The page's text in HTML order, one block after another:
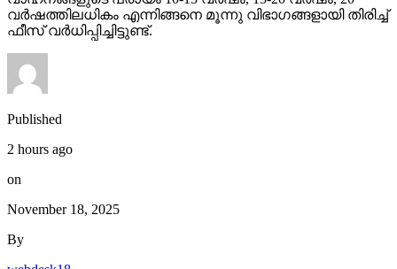
വര്‍ഷത്തിലധികം എന്നിങ്ങനെ മൂന്നു വിഭാഗങ്ങളായി തിരിച്ച്
ഫീസ് വര്‍ധിപ്പിച്ചിട്ടുണ്ട്.
Published
2 hours ago
on
November 18, 2025
By